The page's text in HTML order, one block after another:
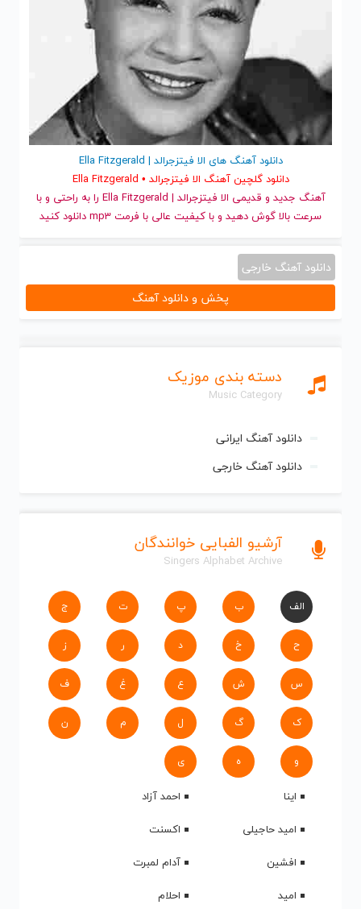
دسته بندی موزیک
Music Category
دانلود آهنگ ایرانی
دانلود آهنگ خارجی
آرشیو الفبایی خوانندگان
Singers Alphabet Archive
الف ب پ ت ج
ح خ د ر ز
س ش ع غ ف
ک گ ل م ن
و ه ی
اینا
احمد آزاد
امید حاجیلی
اکسنت
افشین
آدام لمبرت
امید
احلام
دانلود آهنگ های الا فیتزجرالد | Ella Fitzgerald
دانلود گلچین آهنگ الا فیتزجرالد • Ella Fitzgerald
آهنگ جدید
و قدیمی الا فیتزجرالد | Ella Fitzgerald را به راحتی و با
سرعت بالا گوش دهید و با کیفیت عالی با فرمت mp3 دانلود کنید
دانلود آهنگ خارجی
پخش و دانلود آهنگ